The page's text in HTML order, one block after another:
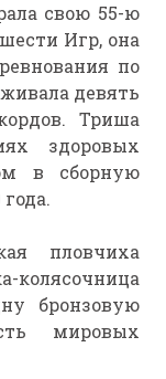
свою 55-ю
Игр, она
по
девять
Триша
здоровых
в сборную
пловчиха
бронзовую
мировых